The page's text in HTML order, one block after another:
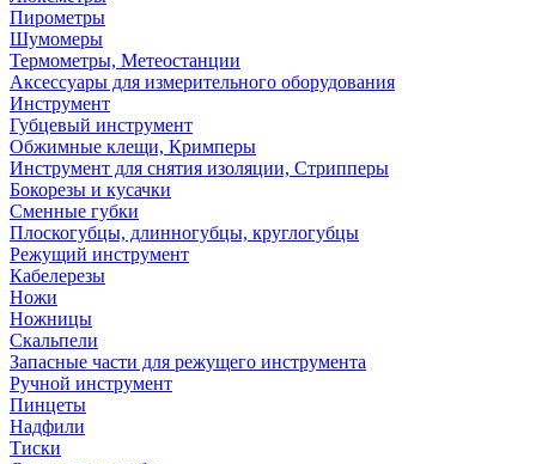
Пирометры
Шумомеры
Термометры, Метеостанции
Аксессуары для измерительного оборудования
Инструмент
Губцевый инструмент
Обжимные клещи, Кримперы
Инструмент для снятия изоляции, Стрипперы
Бокорезы и кусачки
Сменные губки
Плоскогубцы, длинногубцы, круглогубцы
Режущий инструмент
Кабелерезы
Ножи
Ножницы
Скальпели
Запасные части для режущего инструмента
Ручной инструмент
Пинцеты
Надфили
Тиски